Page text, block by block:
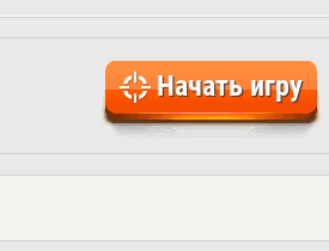
Начать игру